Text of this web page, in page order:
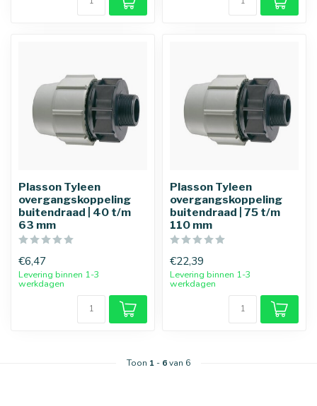
Plasson Tyleen
overgangskoppeling
buitendraad | 40 t/m
63 mm
€6,47
Levering binnen 1-3
werkdagen
Plasson Tyleen
overgangskoppeling
buitendraad | 75 t/m
110 mm
€22,39
Levering binnen 1-3
werkdagen
Toon 1 - 6van 6